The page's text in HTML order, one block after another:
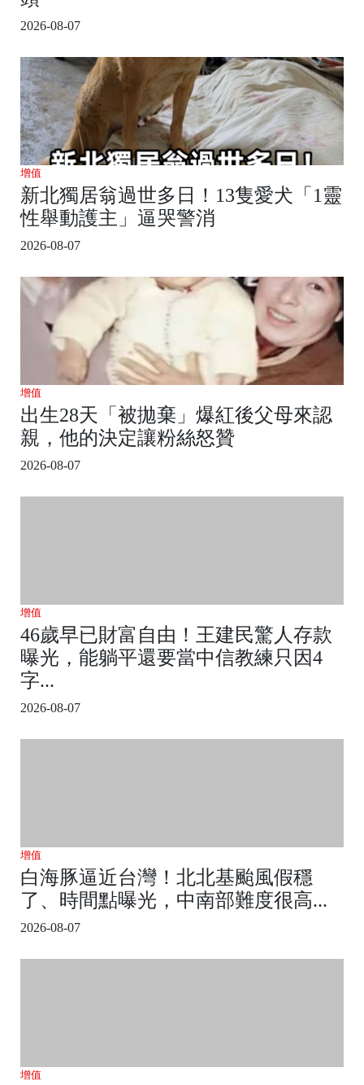
2026-08-07
增值
新北獨居翁過世多日！13隻愛犬「1靈
性舉動護主」逼哭警消
2026-08-07
增值
出生28天「被拋棄」爆紅後父母來認
親，他的決定讓粉絲怒贊
2026-08-07
增值
46歲早已財富自由！王建民驚人存款
曝光，能躺平還要當中信教練只因4
字...
2026-08-07
增值
白海豚逼近台灣！北北基颱風假穩
了、時間點曝光，中南部難度很高...
2026-08-07
增值